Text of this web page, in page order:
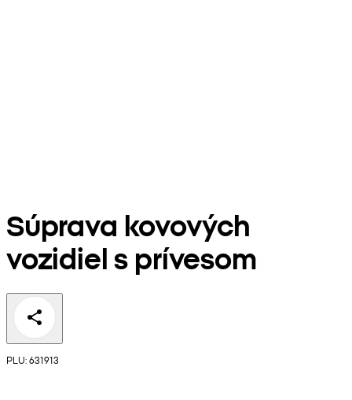
Súprava kovových
vozidiel s prívesom
PLU: 631913